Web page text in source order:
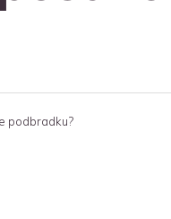
podbradku?